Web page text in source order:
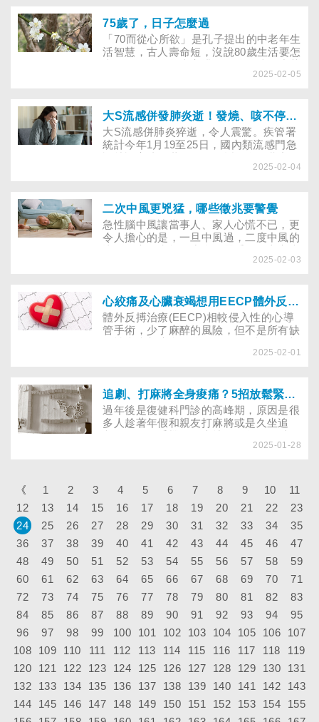
75歲了，日子怎麼過
「70而從心所欲」是孔子提出的中老年生
活智慧，古人壽命短，沒說80歲生活要怎
捐血運動協會理事長葉金川，幽默分享75
2025-02-05
大S流感併發肺炎逝！發燒、咳不停是感冒還是流感？有這些症狀快就醫
​大S流感併肺炎猝逝，令人震驚。疾管署
統計今年1月19至25日，國內類流感門急
高。冬季是流感、腺病毒、新冠病毒等好
2025-02-04
二次中風更兇猛，哪些徵兆要警覺
急性腦中風讓當事人、家人心慌不已，更
令人擔心的是，一旦中風過，二度中風的
跟著提高。預防再次中風，該怎麼做？
2025-02-03
心絞痛及心臟衰竭想用EECP體外反搏治療，醫師解答６疑問
體外反搏治療(EECP)相較侵入性的心導
管手術，少了麻醉的風險，但不是所有缺
免！療程要注意什麼？多久可見療效？效
2025-02-01
追劇、打麻將全身痠痛？5招放鬆緊繃的筋骨
過年後是復健科門診的高峰期，原因是很
多人趁著年假和親友打麻將或是久坐追
全身僵硬與痠痛。不想新年一開始，就跑
痛麻，讓身體充分新陳代謝，蓄滿能量再
2025-01-28
《 1 2 3 4 5 6 7 8 9 10
11
12
13 14 15 16 17 18 19 20 21 22
23
24
25 26 27 28 29 30 31 32 33 34
35
36
37 38 39 40 41 42 43 44 45 46
47
48
49 50 51 52 53 54 55 56 57 58
59
60
61 62 63 64 65 66 67 68 69 70
71
72
73 74 75 76 77 78 79 80 81 82
83
84
85 86 87 88 89 90 91 92 93 94
95
96
97 98 99 100 101 102 103 104 105 106
107
108
109 110 111 112 113 114 115 116 117 118
119
120
121 122 123 124 125 126 127 128 129 130
131
132
133 134 135 136 137 138 139 140 141 142
143
144
145 146 147 148 149 150 151 152 153 154
155